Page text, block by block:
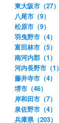
東大阪市（27）
八尾市（9）
松原市（9）
羽曳野市（4）
富田林市（5）
南河内郡（1）
河内長野市（1）
藤井寺市（4）
堺市（46）
岸和田市（7）
泉佐野市（4）
兵庫県（203）